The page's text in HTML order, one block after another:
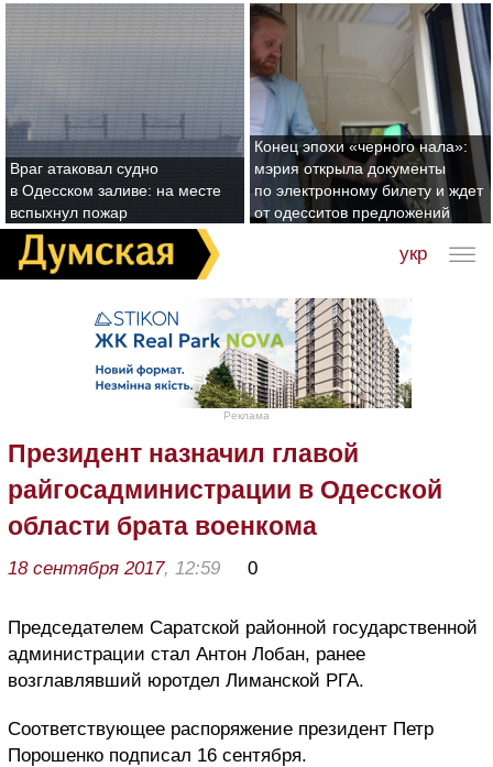
Враг атаковал судно
в Одесском заливе: на месте
вспыхнул пожар
Конец эпохи «черного нала»:
мэрия открыла документы
по электронному билету и ждет
от одесситов предложений
укр
Реклама
Президент назначил главой
райгосадминистрации в Одесской
области брата военкома
18 сентября 2017, 12:59 0
Председателем Саратской районной государственной
администрации стал Антон Лобан, ранее
возглавлявший юротдел Лиманской РГА.
Соответствующее распоряжение президент Петр
Порошенко подписал 16 сентября.